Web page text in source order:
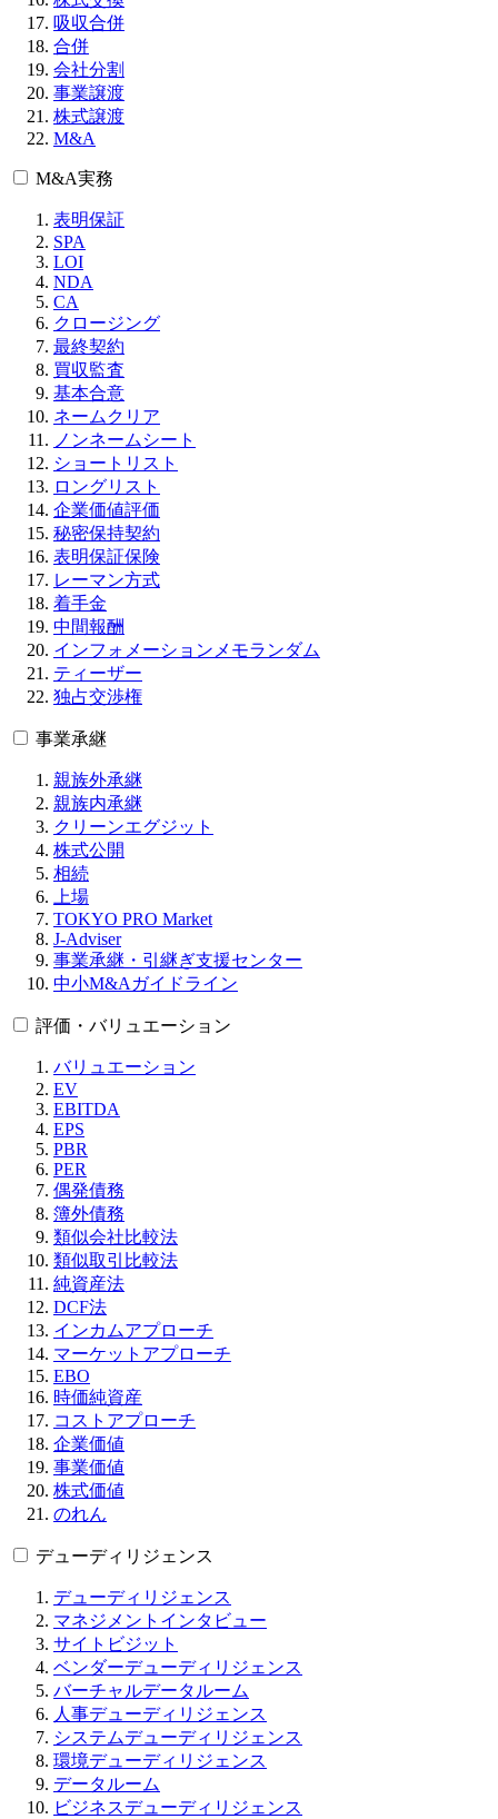
吸収合併
合併
会社分割
事業譲渡
株式譲渡
M&A
M&A実務
表明保証
SPA
LOI
NDA
CA
クロージング
最終契約
買収監査
基本合意
ネームクリア
ノンネームシート
ショートリスト
ロングリスト
企業価値評価
秘密保持契約
表明保証保険
レーマン方式
着手金
中間報酬
インフォメーションメモランダム
ティーザー
独占交渉権
事業承継
親族外承継
親族内承継
クリーンエグジット
株式公開
相続
上場
TOKYO PRO Market
J-Adviser
事業承継・引継ぎ支援センター
中小M&Aガイドライン
評価・バリュエーション
バリュエーション
EV
EBITDA
EPS
PBR
PER
偶発債務
簿外債務
類似会社比較法
類似取引比較法
純資産法
DCF法
インカムアプローチ
マーケットアプローチ
EBO
時価純資産
コストアプローチ
企業価値
事業価値
株式価値
のれん
デューディリジェンス
デューディリジェンス
マネジメントインタビュー
サイトビジット
ベンダーデューディリジェンス
バーチャルデータルーム
人事デューディリジェンス
システムデューディリジェンス
環境デューディリジェンス
データルーム
ビジネスデューディリジェンス